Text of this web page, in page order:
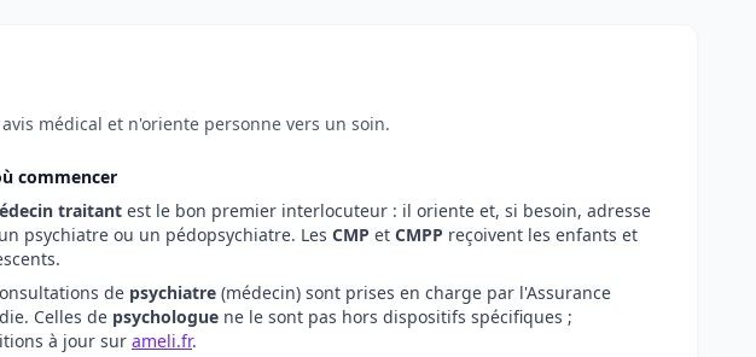
médical et n'oriente personne vers un soin.
commencer
traitant est le bon premier interlocuteur : il oriente et, si besoin, adresse
psychiatre ou un pédopsychiatre. Les CMP et CMPP reçoivent les enfants et
de psychiatre (médecin) sont prises en charge par l'Assurance
Celles de psychologue ne le sont pas hors dispositifs spécifiques ;
à jour sur ameli.fr.